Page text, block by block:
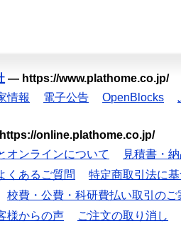
— https://www.plathome.co.jp/
情報 電子公告 OpenBlocks
https://online.plathome.co.jp/
オンラインについて
見積書・
くあるご質問
特定商取引法に
校費・公費・科研費払い取引のご
様からの声 ご注文の取り消し